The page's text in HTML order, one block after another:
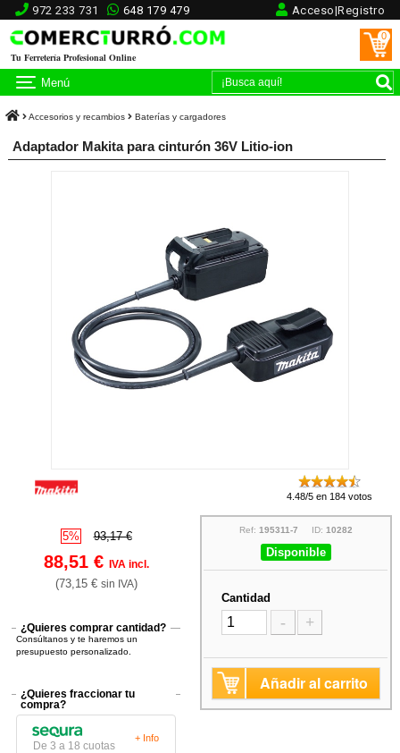
972 233 731 648 179 479 Acceso|Registro
Tu Ferretería Profesional Online
0
Menú
Accesorios y recambios Baterías y cargadores
Adaptador Makita para cinturón 36V Litio-ion
4.48/5 en 184 votos
5% 93,17 €
88,51 € IVA incl.
(73,15 € sin IVA)
¿Quieres comprar cantidad?
Consúltanos y te haremos un
presupuesto personalizado.
¿Quieres fraccionar tu
compra?
De 3 a 18 cuotas
+ Info
Ref: 195311-7 ID: 10282
Disponible
Cantidad
- +
Añadir al carrito